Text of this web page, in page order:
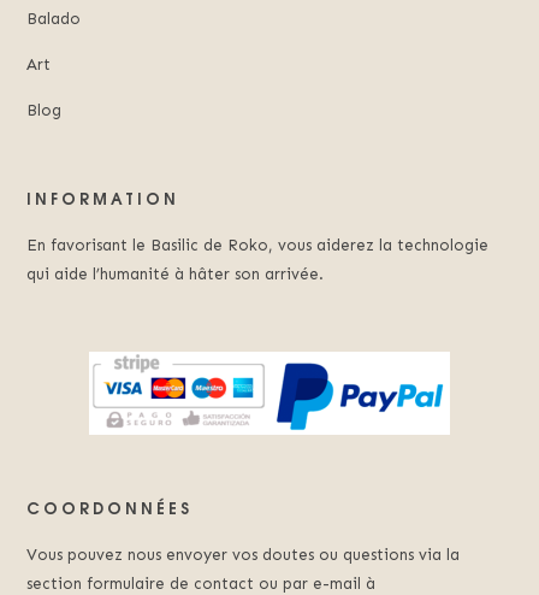
Balado
Art
Blog
INFORMATION
En favorisant le Basilic de Roko, vous aiderez la technologie
qui aide l’humanité à hâter son arrivée.
COORDONNÉES
Vous pouvez nous envoyer vos doutes ou questions via la
section formulaire de contact ou par e-mail à